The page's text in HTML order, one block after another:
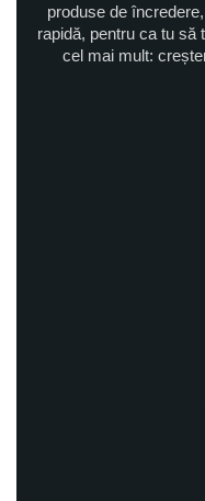
produse de
rapidă, pentru ca tu să
cel mai mult: